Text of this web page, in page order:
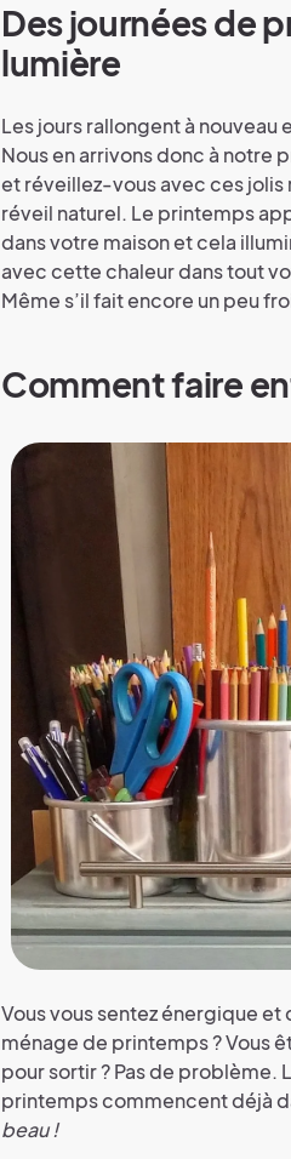
Des journées de
lumière
Les jours rallongent à nouveau
Nous en arrivons donc à notre
et réveillez-vous avec ces jolis
réveil naturel. Le printemps
dans votre maison et cela
avec cette chaleur dans tout
Même s’il fait encore un peu
Comment faire
Vous vous sentez énergique et
ménage de printemps ? Vous
pour sortir ? Pas de problème.
printemps commencent déjà
beau !